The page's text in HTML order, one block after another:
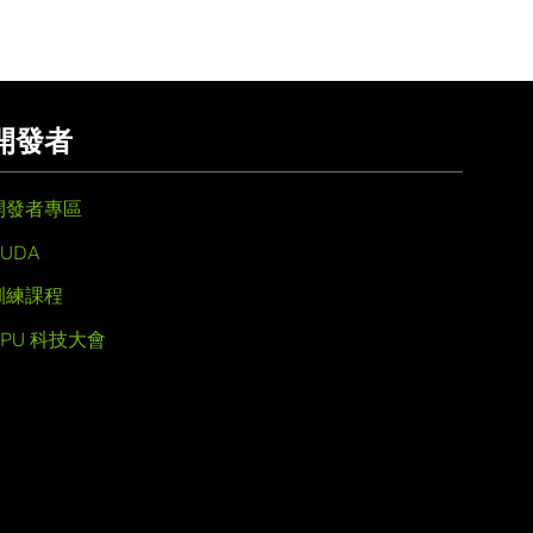
發者
發者專區
練課程
科技大會